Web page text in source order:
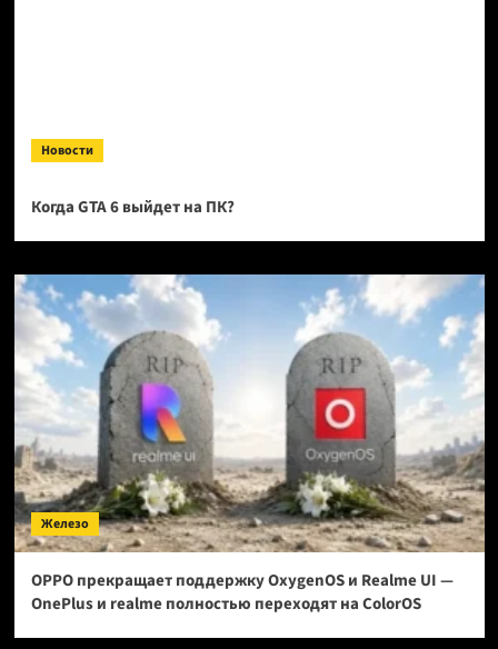
Новости
Когда GTA 6 выйдет на ПК?
Железо
OPPO прекращает поддержку OxygenOS и Realme UI —
OnePlus и realme полностью переходят на ColorOS